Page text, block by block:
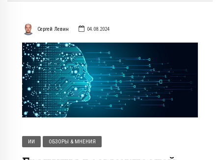
Сергей Левин 04.08.2024
ИИ ОБЗОРЫ & МНЕНИЯ